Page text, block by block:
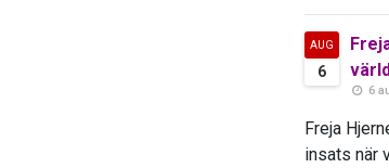
AUG
6
6
Freja
insats när